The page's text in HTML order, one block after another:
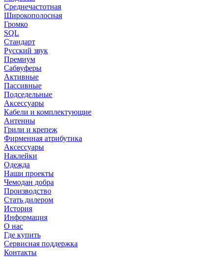
Среднечастотная
Широкополосная
Громко
SQL
Стандарт
Русский звук
Премиум
Сабвуферы
Активные
Пассивные
Подседельные
Аксессуары
Кабели и комплектующие
Антенны
Грили и крепеж
Фирменная атрибутика
Аксессуары
Наклейки
Одежда
Наши проекты
Чемодан добра
Производство
Стать дилером
История
Информация
О нас
Где купить
Сервисная поддержка
Контакты